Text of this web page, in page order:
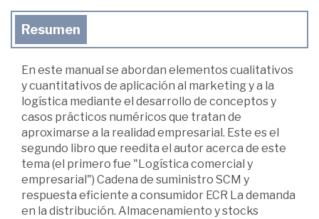
Resumen
En este manual se abordan elementos cualitativos
y cuantitativos de aplicación al marketing y a la
logística mediante el desarrollo de conceptos y
casos prácticos numéricos que tratan de
aproximarse a la realidad empresarial. Este es el
segundo libro que reedita el autor acerca de este
tema (el primero fue "Logística comercial y
empresarial") Cadena de suministro SCM y
respuesta eficiente a consumidor ECR La demanda
en la distribución. Almacenamiento y stocks